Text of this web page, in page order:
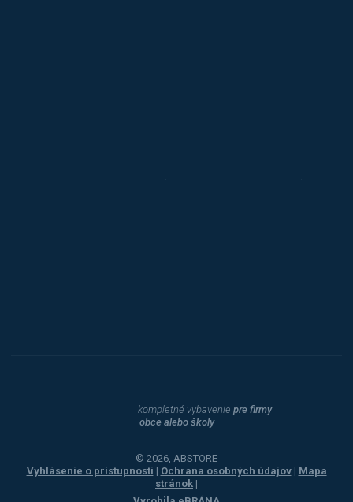
kompletné vybavenie pre firmy
obce alebo školy
© 2026, ABSTORE
Vyhlásenie o prístupnosti | Ochrana osobných údajov | Mapa
stránok |